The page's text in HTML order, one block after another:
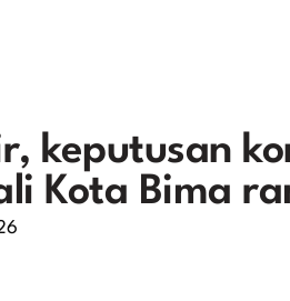
keputusan
Kota Bima